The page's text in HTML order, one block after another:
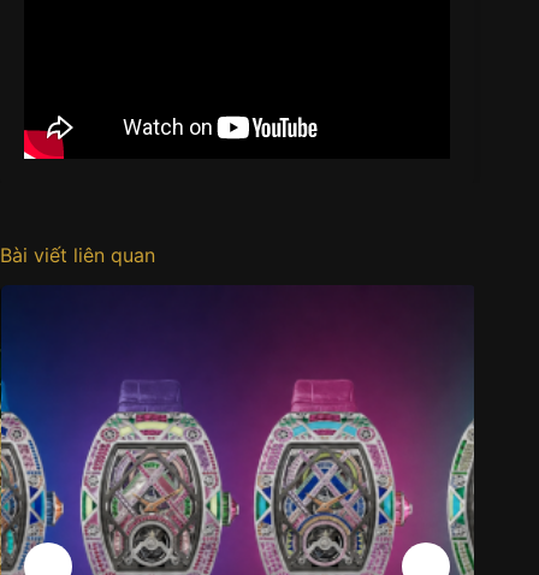
Bài viết liên quan